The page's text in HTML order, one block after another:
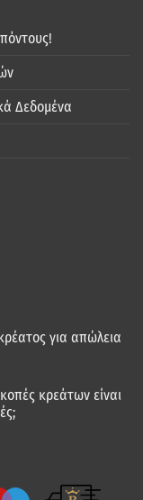
Δεδομένα
για απώλεια
κρεάτων είναι